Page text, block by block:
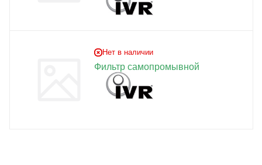
Нет в наличии
Фильтр самопромывной